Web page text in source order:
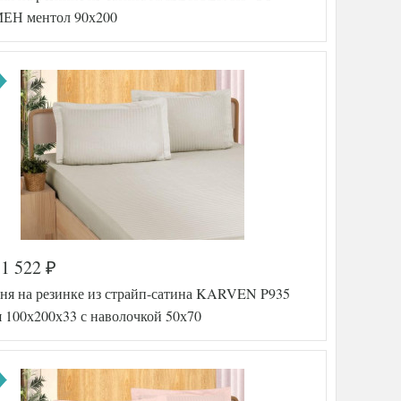
5693006
37
Сатин
160х240
Karven
(Турция)
549-260
AL200092
5610016
Сатин
90х200
резинке)
АльВиТек
ментол 90х200
1 522 ₽
на резинке из страйп-сатина KARVEN P935
100х200х33 с наволочкой 50х70